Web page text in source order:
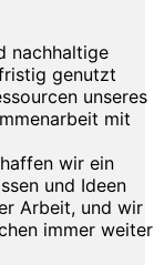
nachhaltige
genutzt
unseres
mit
wir ein
und Ideen
Arbeit, und wir
immer weiter